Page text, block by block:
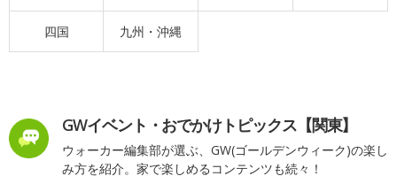
四国 九州・沖縄
GWイベント・おでかけトピックス【関東】
ウォーカー編集部が選ぶ、GW(ゴールデンウィーク)の楽し
み方を紹介。家で楽しめるコンテンツも続々！